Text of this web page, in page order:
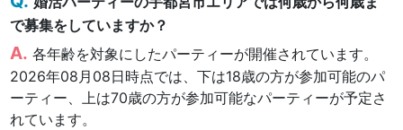
で募集をしていますか？
各年齢を対象にしたパーティーが開催されています。
2026年08月08日時点では、下は18歳の方が参加可能のパ
ーティー、上は70歳の方が参加可能なパーティーが予定さ
れています。